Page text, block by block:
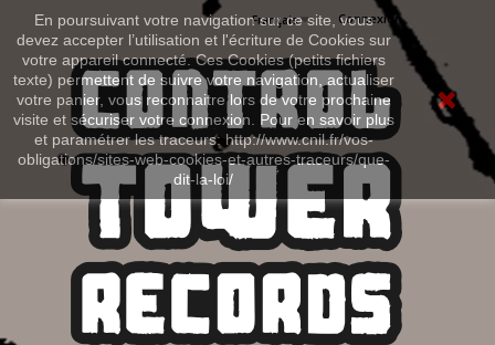
En poursuivant votre navigation sur ce site, vous
devez accepter l’utilisation et l'écriture de Cookies sur
votre appareil connecté. Ces Cookies (petits fichiers
texte) permettent de suivre votre navigation, actualiser
votre panier, vous reconnaitre lors de votre prochaine
visite et sécuriser votre connexion. Pour en savoir plus
et paramétrer les traceurs: http://www.cnil.fr/vos-
obligations/sites-web-cookies-et-autres-traceurs/que-
dit-la-loi/
Connexion
Français